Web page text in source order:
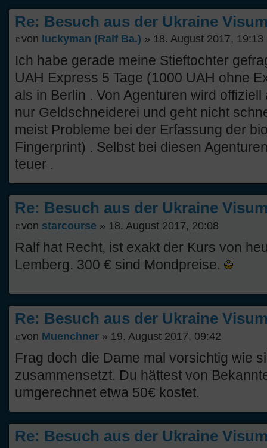
Re: Besuch aus der Ukraine
von luckyman (Ralf Ba.) » 18. August 2017, 19:13
Ich habe gerade meine Stieftochter
UAH Express 5 Tage (1000 UAH ohne
als in Berlin . Von Agenturen wird
nur Geldschneiderei und geht nicht
meist Probleme bei der Erfassung der
Fingerprint) . Selbst bei diesen
teuer .
Re: Besuch aus der Ukraine
von starcourse » 18. August 2017, 20:08
Ralf hat Recht, ist exakt der Kurs von
Lemberg. 300 € sind Mondpreise.
Re: Besuch aus der Ukraine
von Muenchner » 19. August 2017, 09:42
Frag doch die Dame mal vorsichtig wie
zusammensetzt. Du hättest von
umgerechnet etwa 50€ kostet.
Re: Besuch aus der Ukraine